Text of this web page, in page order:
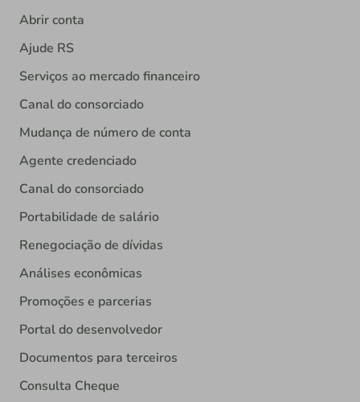
Abrir conta
Ajude RS
Serviços ao mercado financeiro
Canal do consorciado
Mudança de número de conta
Agente credenciado
Canal do consorciado
Portabilidade de salário
Renegociação de dívidas
Análises econômicas
Promoções e parcerias
Portal do desenvolvedor
Documentos para terceiros
Consulta Cheque